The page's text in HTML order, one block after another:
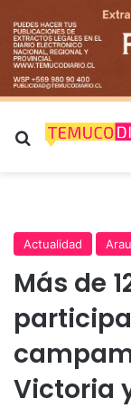
Buscar por
Actualidad
Más de
Victoria